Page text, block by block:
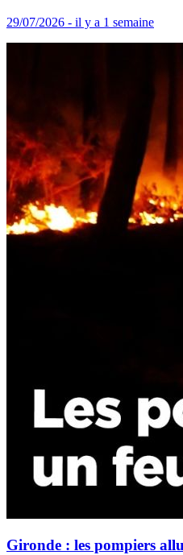
29/07/2026 - il y a 1 semaine
Gironde : les pompiers